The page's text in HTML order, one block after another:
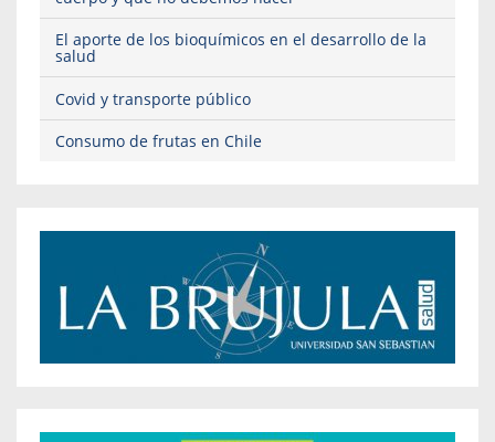
El aporte de los bioquímicos en el desarrollo de la
salud
Covid y transporte público
Consumo de frutas en Chile